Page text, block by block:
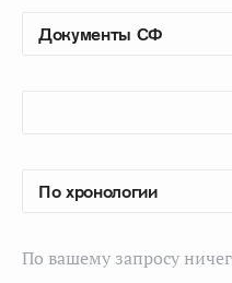
По вашему запросу